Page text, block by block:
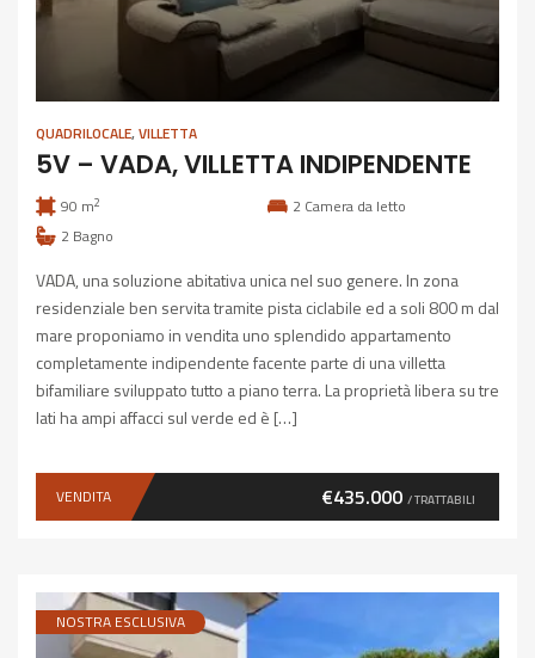
QUADRILOCALE,VILLETTA
5V – VADA, VILLETTA INDIPENDENTE
90 m2 2 Camera da letto
2 Bagno
VADA, una soluzione abitativa unica nel suo genere. In zona
residenziale ben servita tramite pista ciclabile ed a soli 800 m dal
mare proponiamo in vendita uno splendido appartamento
completamente indipendente facente parte di una villetta
bifamiliare sviluppato tutto a piano terra. La proprietà libera su tre
lati ha ampi affacci sul verde ed è […]
VENDITA €435.000 / TRATTABILI
NOSTRA ESCLUSIVA